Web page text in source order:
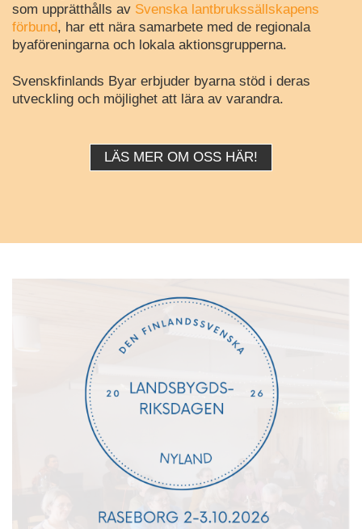
som upprätthålls av Svenska lantbrukssällskapens
förbund, har ett nära samarbete med de regionala
byaföreningarna och lokala aktionsgrupperna.
Svenskfinlands Byar erbjuder byarna stöd i deras
utveckling och möjlighet att lära av varandra.
LÄS MER OM OSS HÄR!